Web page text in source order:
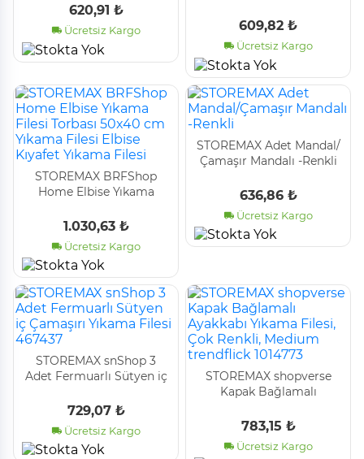
620,91 ₺
Ücretsiz Kargo
Aparatı 1014773
609,82 ₺
Ücretsiz Kargo
STOREMAX BRFShop
Home Elbise Yıkama
Yıkama Filesi Elbise
Kıyafet Yıkama Filesi
1.030,63 ₺
Ücretsiz Kargo
STOREMAX Adet Mandal/
Çamaşır Mandalı -Renkli
636,86 ₺
Ücretsiz Kargo
STOREMAX snShop 3
Adet Fermuarlı Sütyen iç
467437
729,07 ₺
Ücretsiz Kargo
STOREMAX shopverse
Kapak Bağlamalı
Çok Renkli, Medium
trendflick 1014773
783,15 ₺
Ücretsiz Kargo